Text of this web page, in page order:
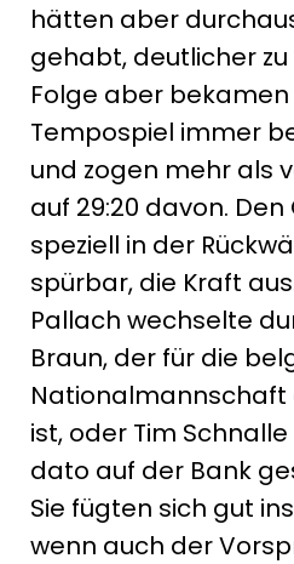
hätten aber
gehabt, deutlicher zu
Folge aber
Tempospiel immer
und zogen mehr als
auf 29:20 davon.
speziell in der
spürbar, die Kraft
Pallach wechselte
Braun, der für die
ist, oder Tim
dato auf der Bank
Sie fügten sich gut
wenn auch der